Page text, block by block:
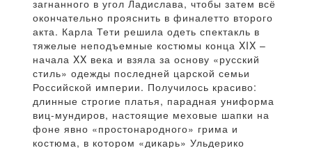
загнанного в угол Ладислава, чтобы затем всё
окончательно прояснить в финалетто второго
акта. Карла Тети решила одеть спектакль в
тяжелые неподъемные костюмы конца XIX –
начала XX века и взяла за основу «русский
стиль» одежды последней царской семьи
Российской империи. Получилось красиво:
длинные строгие платья, парадная униформа
виц-мундиров, настоящие меховые шапки на
фоне явно «простонародного» грима и
костюма, в котором «дикарь» Ульдерико